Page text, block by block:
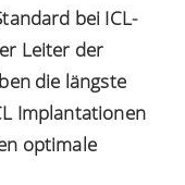
bei ICL-
Leiter der
die längste
Implantationen
optimale